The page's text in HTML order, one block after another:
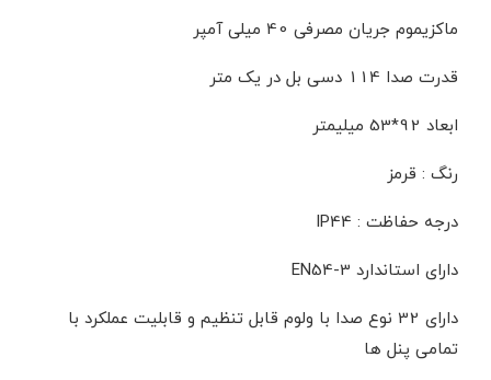
ماکزیموم جریان مصرفی 40 میلی آمپر
قدرت صدا 114 دسی بل در یک متر
ابعاد 92*53 میلیمتر
رنگ : قرمز
درجه حفاظت : IP44
دارای استاندارد EN54-3
دارای 32 نوع صدا با ولوم قابل تنظیم و قابلیت عملکرد با
تمامی پنل ها